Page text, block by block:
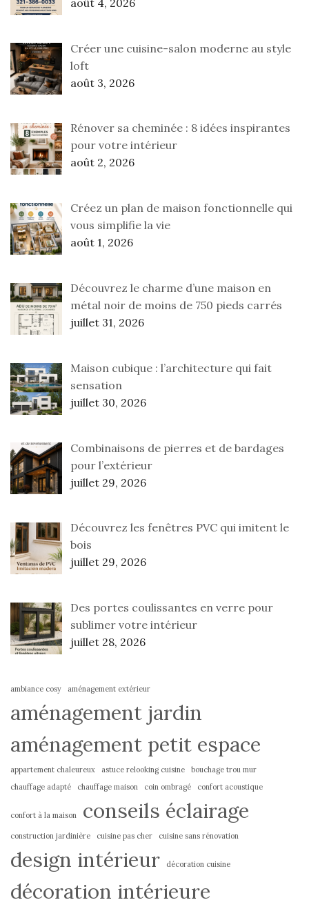
Créer une cuisine-salon moderne au style
loft
août 3, 2026
Rénover sa cheminée : 8 idées inspirantes
pour votre intérieur
août 2, 2026
Créez un plan de maison fonctionnelle qui
vous simplifie la vie
août 1, 2026
Découvrez le charme d’une maison en
métal noir de moins de 750 pieds carrés
juillet 31, 2026
Maison cubique : l’architecture qui fait
sensation
juillet 30, 2026
Combinaisons de pierres et de bardages
pour l’extérieur
juillet 29, 2026
Découvrez les fenêtres PVC qui imitent le
bois
juillet 29, 2026
Des portes coulissantes en verre pour
sublimer votre intérieur
juillet 28, 2026
ambiance cosy aménagement extérieur
aménagement jardin
aménagement petit espace
appartement chaleureux astuce relooking cuisine
bouchage trou mur
chauffage adapté
chauffage maison coin ombragé confort acoustique
confort à la maison conseils éclairage
construction jardinière cuisine pas cher cuisine sans rénovation
design intérieur décoration cuisine
décoration intérieure